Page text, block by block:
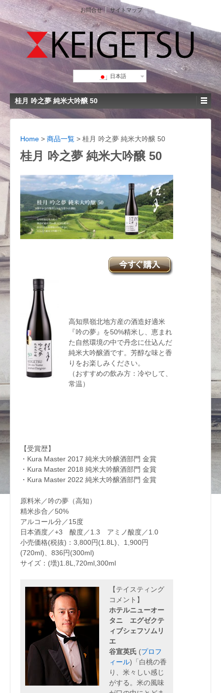
お問合せ サイトマップ
日本語
桂月 吟之夢 純米大吟醸 50
Home > 商品一覧 > 桂月 吟之夢 純米大吟醸 50
桂月 吟之夢 純米大吟醸 50
高知県嶺北地方産の酒造好適米
『吟の夢』を50%精米し、恵まれ
た自然環境の中で丹念に仕込んだ
純米大吟醸酒です。芳醇な味と香
りをお楽しみください。
（おすすめの飲み方：冷やして、
常温）
【受賞歴】
・Kura Master 2017 純米大吟醸酒部門 金賞
・Kura Master 2018 純米大吟醸酒部門 金賞
・Kura Master 2022 純米大吟醸酒部門 金賞
原料米／吟の夢（高知）
精米歩合／50%
アルコール分／15度
日本酒度／+3 酸度／1.3 アミノ酸度／1.0
小売価格(税抜)：3,800円(1.8L)、1,900円
(720ml)、836円(300ml)
サイズ：(壜)1.8L,720ml,300ml
【テイスティング
コメント】
ホテルニューオー
タニ エグゼクテ
ィブシェフソムリ
エ
谷宣英氏 (プロフ
ィール)「白桃の香
り、米々しい感じ
がする。米の風味